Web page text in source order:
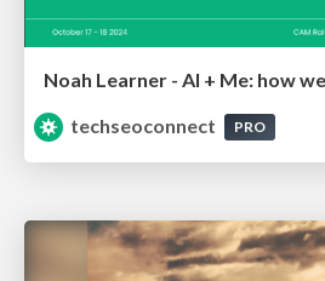
techseoconnect
PRO